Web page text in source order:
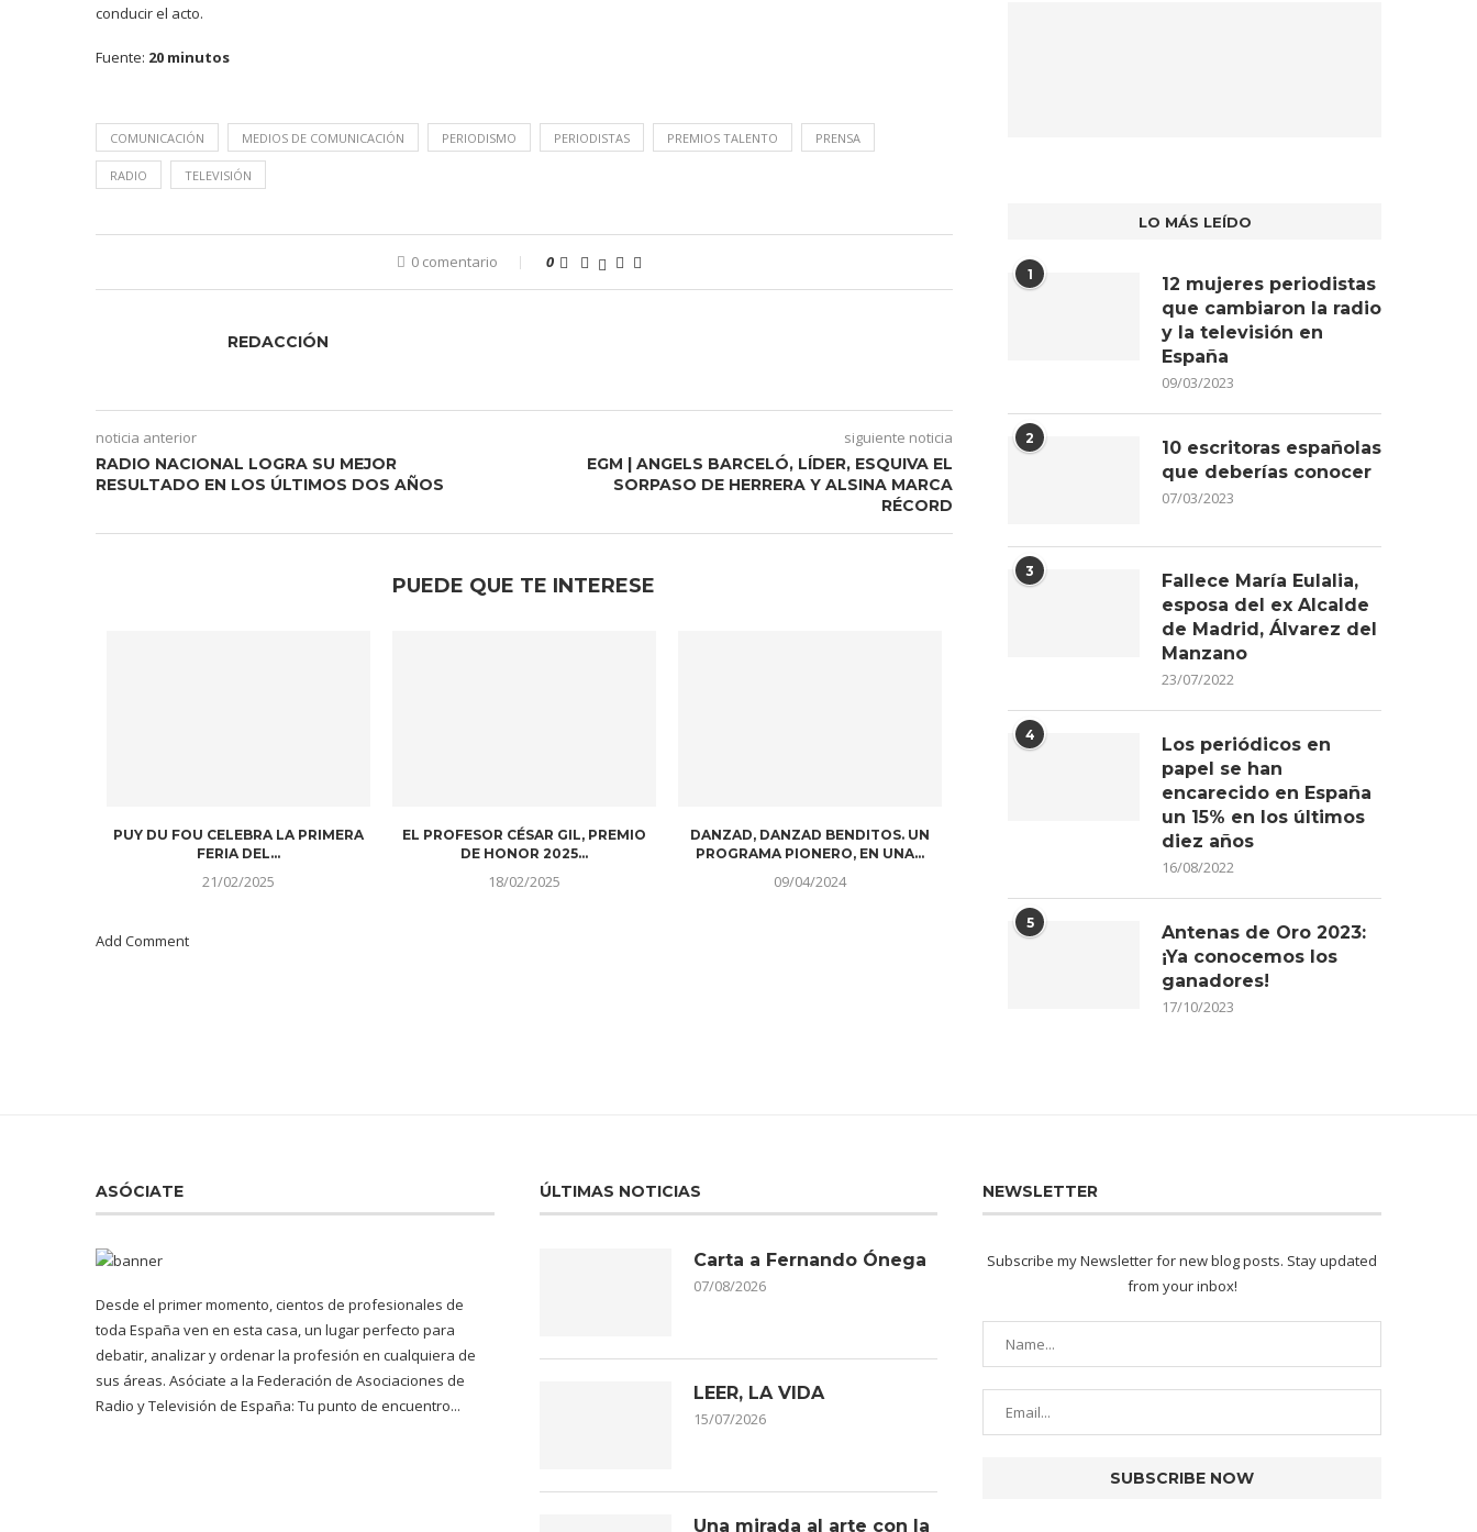
conducir el acto.
Fuente: 20 minutos
COMUNICACIÓN MEDIOS DE COMUNICACIÓN PERIODISMO PERIODISTAS PREMIOS TALENTO PRENSA
RADIO TELEVISIÓN
0 comentario 0
REDACCIÓN
noticia anterior
RADIO NACIONAL LOGRA SU MEJOR
RESULTADO EN LOS ÚLTIMOS DOS AÑOS
siguiente noticia
EGM | ANGELS BARCELÓ, LÍDER, ESQUIVA EL
SORPASO DE HERRERA Y ALSINA MARCA
RÉCORD
PUEDE QUE TE INTERESE
PUY DU FOU CELEBRA LA PRIMERA
FERIA DEL...
21/02/2025
EL PROFESOR CÉSAR GIL, PREMIO
DE HONOR 2025...
18/02/2025
DANZAD, DANZAD BENDITOS. UN
PROGRAMA PIONERO, EN UNA...
09/04/2024
Add Comment
LO MÁS LEÍDO
1
12 mujeres periodistas
que cambiaron la radio
y la televisión en
España
09/03/2023
2
10 escritoras españolas
que deberías conocer
07/03/2023
3
Fallece María Eulalia,
esposa del ex Alcalde
de Madrid, Álvarez del
Manzano
23/07/2022
4
Los periódicos en
papel se han
encarecido en España
un 15% en los últimos
diez años
16/08/2022
5
Antenas de Oro 2023:
¡Ya conocemos los
ganadores!
17/10/2023
ASÓCIATE
Desde el primer momento, cientos de profesionales de
toda España ven en esta casa, un lugar perfecto para
debatir, analizar y ordenar la profesión en cualquiera de
sus áreas. Asóciate a la Federación de Asociaciones de
Radio y Televisión de España: Tu punto de encuentro...
ÚLTIMAS NOTICIAS
Carta a Fernando Ónega
07/08/2026
LEER, LA VIDA
15/07/2026
Una mirada al arte con la
NEWSLETTER
Subscribe my Newsletter for new blog posts. Stay updated
from your inbox!